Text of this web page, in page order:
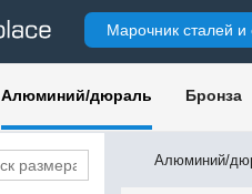
Марочник сталей и
Алюминий/дюраль Бронза
Алюминий/